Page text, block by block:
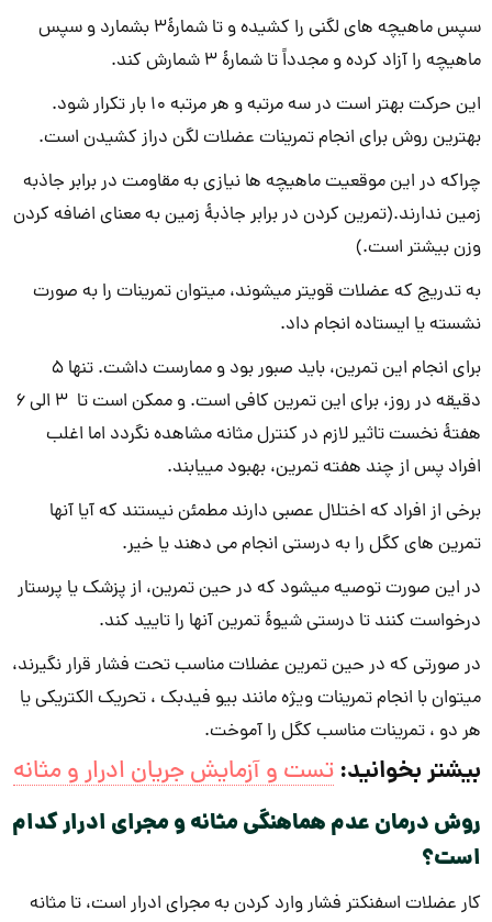
سپس ماهیچه­ های لگنی را کشیده و تا شمارۀ3 بشمارد و سپس
ماهیچه را آزاد کرده و مجدداً تا شمارۀ 3 شمارش کند.
این حرکت بهتر است در سه مرتبه و هر مرتبه 10 بار تکرار شود.
بهترین روش برای انجام تمرینات عضلات لگن دراز کشیدن است.
چراکه در این موقعیت ماهیچه­ ها نیازی به مقاومت در برابر جاذبه
زمین ندارند.(تمرین کردن در برابر جاذبۀ زمین به معنای اضافه کردن
وزن بیشتر است.)
به تدریج که عضلات قوی­تر می­شوند، می­توان تمرینات را به صورت
نشسته یا ایستاده انجام داد.
برای انجام این تمرین، باید صبور بود و ممارست داشت. تنها 5
دقیقه در روز، برای این تمرین کافی ­است. و ممکن است تا 3 الی 6
هفتۀ نخست تاثیر لازم در کنترل مثانه مشاهده نگردد اما اغلب
افراد پس از چند هفته تمرین، بهبود می­یابند.
برخی از افراد که اختلال عصبی دارند مطمئن نیستند که آیا آنها
تمرین های کگل را به درستی انجام می دهند یا خیر.
در این صورت توصیه می­شود که در حین تمرین، از پزشک یا پرستار
درخواست کنند تا درستی شیوۀ تمرین آن­ها را تایید کند.
در صورتی که در حین تمرین عضلات مناسب تحت فشار قرار ­نگیرند،
می­توان با انجام تمرینات ویژه مانند بیو فیدبک ، تحریک الکتریکی یا
هر دو ، تمرینات مناسب کگل را آموخت.
بیشتر بخوانید: تست و آزمایش جریان ادرار و مثانه
روش درمان عدم هماهنگی مثانه و مجرای ادرار کدام
است؟
کار عضلات اسفنکتر فشار وارد کردن به مجرای ادرار است، تا مثانه